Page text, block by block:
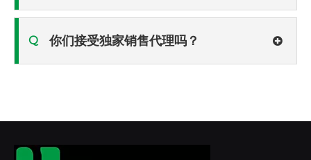
Q 你们接受独家销售代理吗？